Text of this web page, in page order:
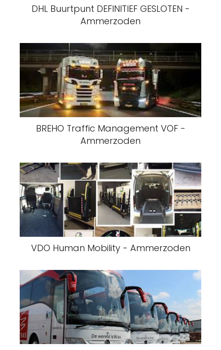
DHL Buurtpunt DEFINITIEF GESLOTEN -
Ammerzoden
BREHO Traffic Management VOF -
Ammerzoden
VDO Human Mobility - Ammerzoden